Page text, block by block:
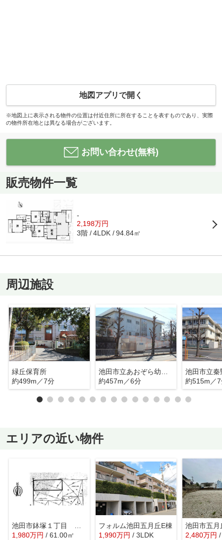
地図アプリで開く
※地図上に表示される物件の位置は付近住所に所在することを表すものであり、実際
の物件所在地とは異なる場合がございます。
お問い合わせ(無料)
販売物件一覧
-
2,198万円
3階 4LDK 94.84㎡
周辺施設
緑丘保育所
約499m／7分
約457m／6分
池田市立秦
約515m／
エリアの近い物件
池田市鉢塚１丁目 土地
1,980万円 / 61.00㎡
フォルム池田五月丘E棟
1,990万円 / 3LDK 2,480万円